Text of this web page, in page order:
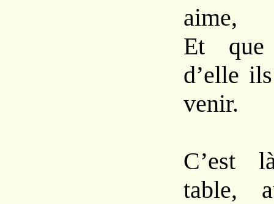
aime,
Et que
d’elle
venir.
C’est
table,